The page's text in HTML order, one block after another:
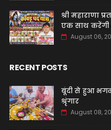
श्री महाराणा
एक साथ
August 06,
RECENT POSTS
बूंदी से हुआ
श्रृंगार
August 08,